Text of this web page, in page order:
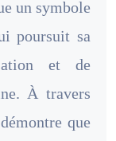
un symbole
poursuit sa
et de
À travers
que